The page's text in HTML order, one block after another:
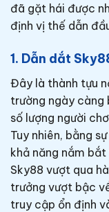
đã gặt hái được
định vị thế dẫn
1. Dẫn dắt
Đây là thành tựu
trường ngày
số lượng người
Tuy nhiên, bằng
khả năng nắm
Sky88 vượt qua
trưởng vượt bậc
truy cập ổn định